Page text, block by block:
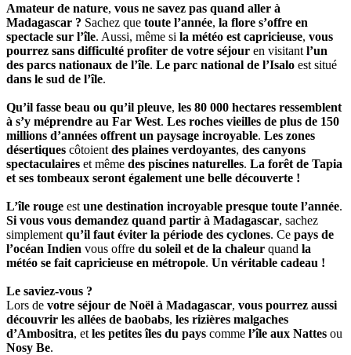
Amateur de nature, vous ne savez pas quand aller à
Madagascar ? Sachez que toute l’année, la flore s’offre en
spectacle sur l’île. Aussi, même si la météo est capricieuse, vous
pourrez sans difficulté profiter de votre séjour en visitant l’un
des parcs nationaux de l’île. Le parc national de l’Isalo est situé
dans le sud de l’île.
Qu’il fasse beau ou qu’il pleuve, les 80 000 hectares ressemblent
à s’y méprendre au Far West. Les roches vieilles de plus de 150
millions d’années offrent un paysage incroyable. Les zones
désertiques côtoient des plaines verdoyantes, des canyons
spectaculaires et même des piscines naturelles. La forêt de Tapia
et ses tombeaux seront également une belle découverte !
L’île rouge est une destination incroyable presque toute l’année.
Si vous vous demandez quand partir à Madagascar, sachez
simplement qu’il faut éviter la période des cyclones. Ce pays de
l’océan Indien vous offre du soleil et de la chaleur quand la
météo se fait capricieuse en métropole. Un véritable cadeau !
Le saviez-vous ?
Lors de votre séjour de Noël à Madagascar, vous pourrez aussi
découvrir les allées de baobabs, les rizières malgaches
d’Ambositra, et les petites îles du pays comme l’île aux Nattes ou
Nosy Be.